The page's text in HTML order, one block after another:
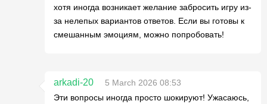
хотя иногда возникает желание забросить игру из-
за нелепых вариантов ответов. Если вы готовы к
смешанным эмоциям, можно попробовать!
arkadi-20
5 March 2026 08:53
Эти вопросы иногда просто шокируют! Ужасаюсь,